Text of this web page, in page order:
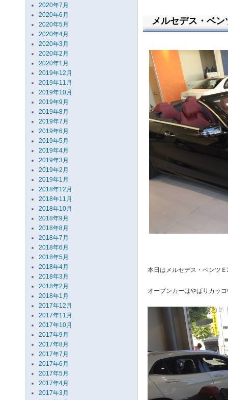
2020年7月
2020年6月
2020年5月
2020年4月
2020年3月
2020年2月
2020年1月
2019年12月
2019年11月
2019年10月
2019年9月
2019年8月
2019年7月
2019年6月
2019年5月
2019年4月
2019年3月
2019年2月
2019年1月
2018年12月
2018年11月
2018年10月
2018年9月
2018年8月
2018年7月
2018年6月
2018年5月
2018年4月
2018年3月
2018年2月
2018年1月
2017年12月
2017年11月
2017年10月
2017年9月
2017年8月
2017年7月
2017年6月
2017年5月
2017年4月
2017年3月
メルセデス・ベ
本日はメルセデス・ベンツ
オープンカーはやぱりカッ